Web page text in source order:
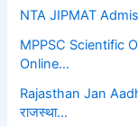
NTA JIPMAT
MPPSC Scientific
Online…
Rajasthan Jan
राजस्था…